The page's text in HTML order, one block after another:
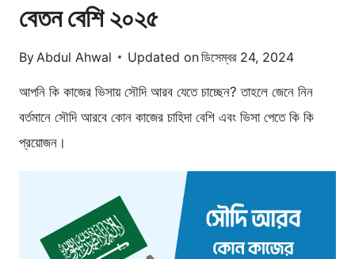
বেতন বেশি ২০২৫
ByAbdul Ahwal Updated onডিসেম্বর 24, 2024
আপনি কি কাজের ভিসায় সৌদি আরব যেতে চাচ্ছেন? তাহলে জেনে নিন
বর্তমানে সৌদি আরবে কোন কাজের চাহিদা বেশি এবং ভিসা পেতে কি কি
প্রয়োজন।